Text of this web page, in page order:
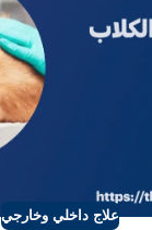
علاج داخلي وخارجي